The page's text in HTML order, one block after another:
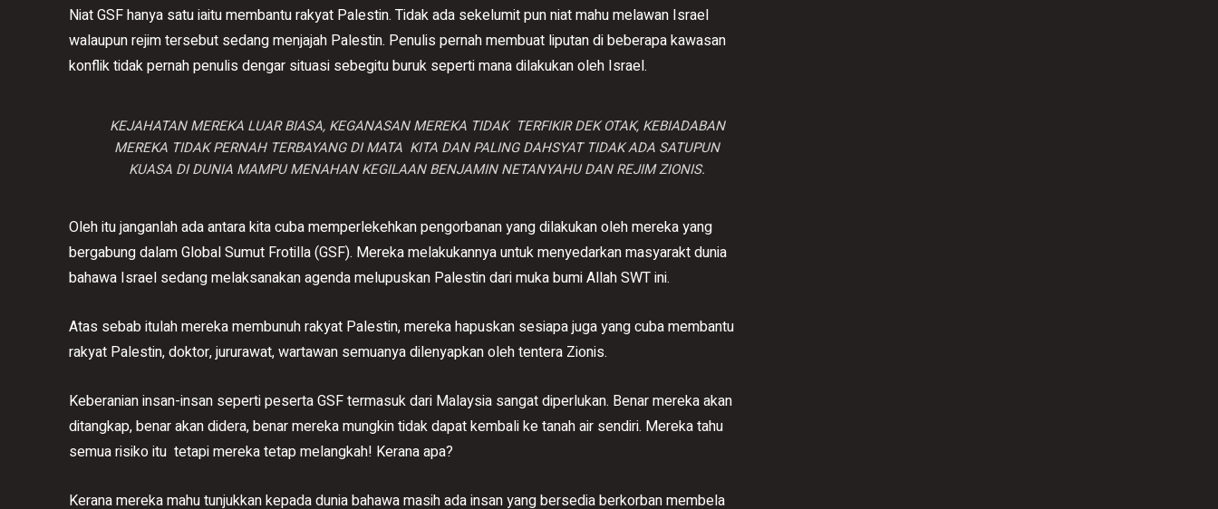
Niat GSF hanya satu iaitu membantu rakyat Palestin. Tidak ada sekelumit pun niat mahu melawan Israel
walaupun rejim tersebut sedang menjajah Palestin. Penulis pernah membuat liputan di beberapa kawasan
konflik tidak pernah penulis dengar situasi sebegitu buruk seperti mana dilakukan oleh Israel.
KEJAHATAN MEREKA LUAR BIASA, KEGANASAN MEREKA TIDAK TERFIKIR DEK OTAK, KEBIADABAN
MEREKA TIDAK PERNAH TERBAYANG DI MATA KITA DAN PALING DAHSYAT TIDAK ADA SATUPUN
KUASA DI DUNIA MAMPU MENAHAN KEGILAAN BENJAMIN NETANYAHU DAN REJIM ZIONIS.
Oleh itu janganlah ada antara kita cuba memperlekehkan pengorbanan yang dilakukan oleh mereka yang
bergabung dalam Global Sumut Frotilla (GSF). Mereka melakukannya untuk menyedarkan masyarakt dunia
bahawa Israel sedang melaksanakan agenda melupuskan Palestin dari muka bumi Allah SWT ini.
Atas sebab itulah mereka membunuh rakyat Palestin, mereka hapuskan sesiapa juga yang cuba membantu
rakyat Palestin, doktor, jururawat, wartawan semuanya dilenyapkan oleh tentera Zionis.
Keberanian insan-insan seperti peserta GSF termasuk dari Malaysia sangat diperlukan. Benar mereka akan
ditangkap, benar akan didera, benar mereka mungkin tidak dapat kembali ke tanah air sendiri. Mereka tahu
semua risiko itu tetapi mereka tetap melangkah! Kerana apa?
Kerana mereka mahu tunjukkan kepada dunia bahawa masih ada insan yang bersedia berkorban membela